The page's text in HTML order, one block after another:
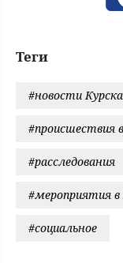
Теги
#новости Курска
#происшествия
#расследования
#мероприятия в
#социальное